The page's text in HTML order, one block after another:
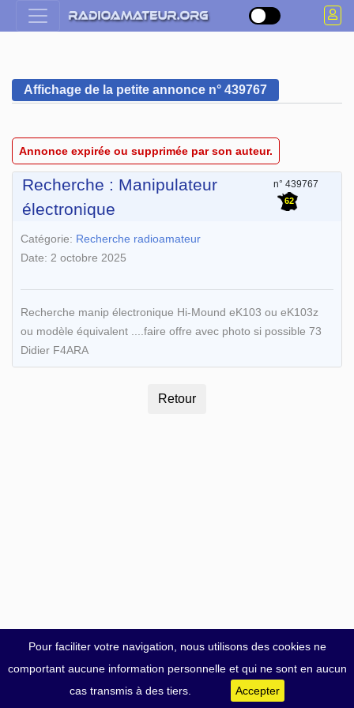
Pour faciliter votre navigation, nous utilisons des cookies ne
comportant aucune information personnelle et qui ne sont en aucun
cas transmis à des tiers.
Accepter
Affichage de la petite annonce n° 439767
Annonce expirée ou supprimée par son auteur.
Recherche : Manipulateur
électronique
n° 439767
62
Catégorie: Recherche radioamateur
Date: 2 octobre 2025
Recherche manip électronique Hi-Mound eK103 ou eK103z
ou modèle équivalent ....faire offre avec photo si possible 73
Didier F4ARA